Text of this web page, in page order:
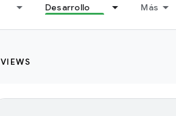
Desarrollo Más
VIEWS